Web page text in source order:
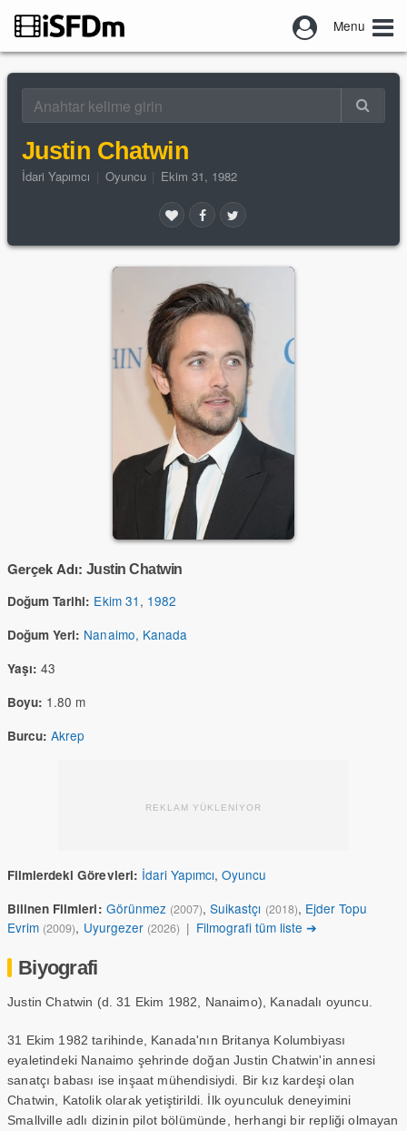
Menu
Justin Chatwin
İdari Yapımcı Oyuncu Ekim 31, 1982
Gerçek Adı: Justin Chatwin
Doğum Tarihi: Ekim 31 , 1982
Doğum Yeri: Nanaimo, Kanada
Yaşı: 43
Boyu: 1.80 m
Burcu: Akrep
REKLAM YÜKLENİYOR
Filmlerdeki Görevleri: İdari Yapımcı,Oyuncu
Bilinen Filmleri: Görünmez (2007),Suikastçı (2018), Ejder Topu
Evrim (2009), Uyurgezer (2026) | Filmografi tüm liste ➔
Biyografi
Justin Chatwin (d. 31 Ekim 1982, Nanaimo), Kanadalı oyuncu.
31 Ekim 1982 tarihinde, Kanada'nın Britanya Kolumbiyası
eyaletindeki Nanaimo şehrinde doğan Justin Chatwin'in annesi
sanatçı babası ise inşaat mühendisiydi. Bir kız kardeşi olan
Chatwin, Katolik olarak yetiştirildi. İlk oyunculuk deneyimini
Smallville adlı dizinin pilot bölümünde, herhangi bir repliği olmayan